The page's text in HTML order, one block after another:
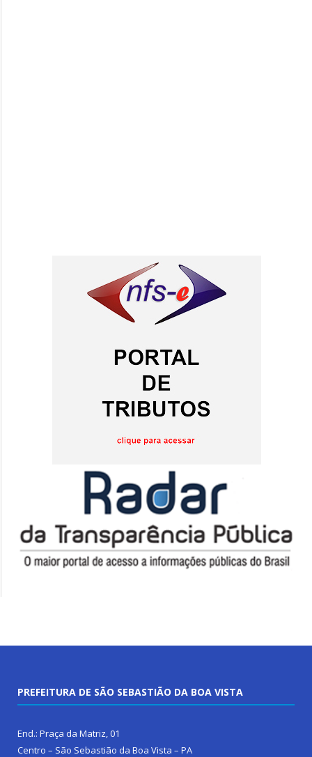
PREFEITURA DE SÃO SEBASTIÃO DA BOA VISTA
End.: Praça da Matriz, 01
Centro – São Sebastião da Boa Vista – PA